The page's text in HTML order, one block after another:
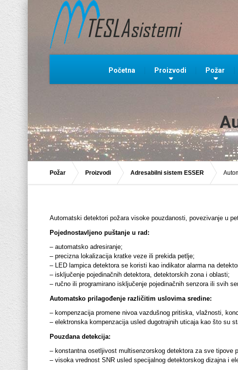
Početna Proizvodi Požar
Požar Proizvodi Adresabilni sistem ESSER
Automatski detektori požara visoke pouzdanosti, povezivanje u
Pojednostavljeno puštanje u rad:
– automatsko adresiranje;
– precizna lokalizacija kratke veze ili prekida petlje;
– LED lampica detektora se koristi kao indikator alarma na
– isključenje pojedinačnih detektora, detektorskih zona i oblasti;
– ručno ili programirano isključenje pojedinačnih senzora ili svih
Automatsko prilagođenje različitim uslovima sredine:
– kompenzacija promene nivoa vazdušnog pritiska, vlažnosti,
– elektronska kompenzacija usled dugotrajnih uticaja kao što su
Pouzdana detekcija:
– konstantna osetljivost multisenzorskog detektora za sve tipove
– visoka vrednost SNR usled specijalnog detektorskog dizajna i